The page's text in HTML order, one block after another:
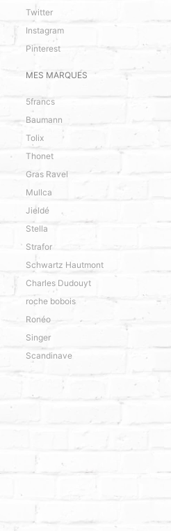
Twitter
Instagram
Pinterest
MES MARQUES
5francs
Baumann
Tolix
Thonet
Gras Ravel
Mullca
Jieldé
Stella
Strafor
Schwartz Hautmont
Charles Dudouyt
roche bobois
Ronéo
Singer
Scandinave